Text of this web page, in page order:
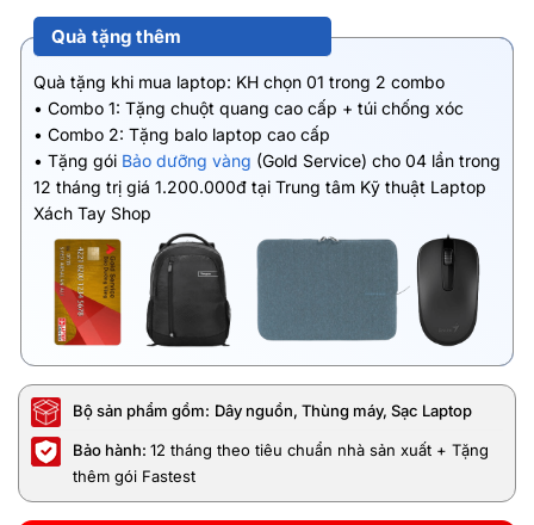
Quà tặng thêm
Quà tặng khi mua laptop: KH chọn 01 trong 2 combo
• Combo 1: Tặng chuột quang cao cấp + túi chống xóc
• Combo 2: Tặng balo laptop cao cấp
• Tặng gói Bảo dưỡng vàng (Gold Service) cho 04 lần trong
12 tháng trị giá 1.200.000đ tại Trung tâm Kỹ thuật Laptop
Xách Tay Shop
Bộ sản phẩm gồm: Dây nguồn, Thùng máy, Sạc Laptop
Bảo hành: 12 tháng theo tiêu chuẩn nhà sản xuất + Tặng
thêm gói Fastest